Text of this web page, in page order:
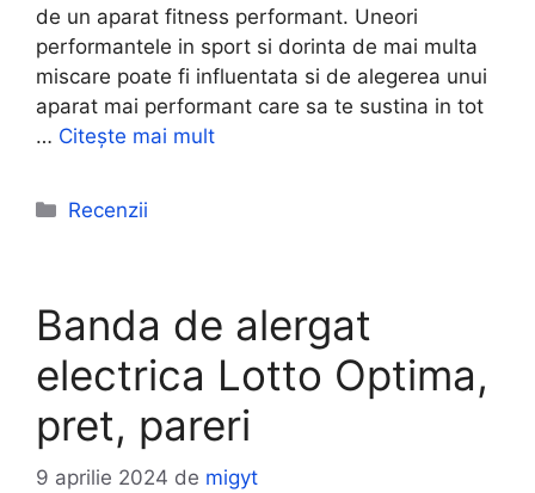
de un aparat fitness performant. Uneori
performantele in sport si dorinta de mai multa
miscare poate fi influentata si de alegerea unui
aparat mai performant care sa te sustina in tot
… Citește mai mult
Categorii
Recenzii
Banda de alergat
electrica Lotto Optima,
pret, pareri
9 aprilie 2024 de migyt